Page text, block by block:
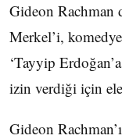
Gideon Rachman
Merkel’i,
‘Tayyip
izin verdiği için
Gideon